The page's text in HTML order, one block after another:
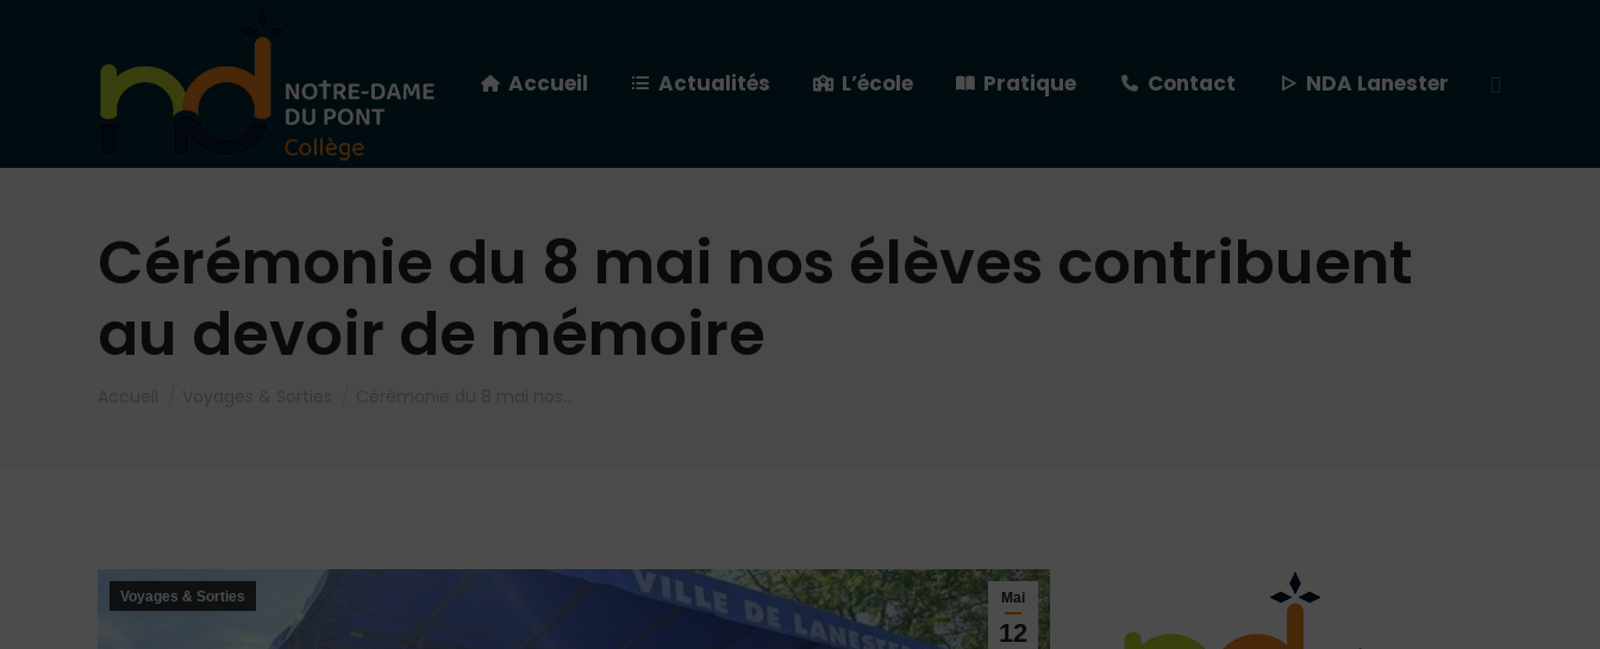
Accueil Actualités L’école Pratique Contact NDA Lanester
Recherche
Cérémonie du 8 mai nos élèves contribuent
au devoir de mémoire
Mai
12
Voyages & Sorties